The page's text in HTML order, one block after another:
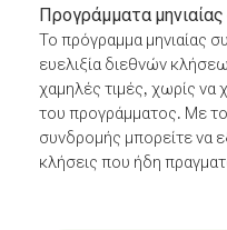
Προγράμματα
Το πρόγραμμα μηνιαίας
ευελιξία διεθνών
χαμηλές τιμές, χωρίς να
του προγράμματος. Με
συνδρομής μπορείτε να
κλήσεις που ήδη